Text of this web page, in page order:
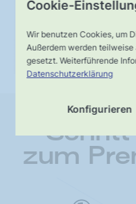
Cookie-
Wir benutzen Cookies, um
Außerdem werden
gesetzt. Weiterführende
Datenschutzerklärung
Konfigurieren
Lieferung
zum